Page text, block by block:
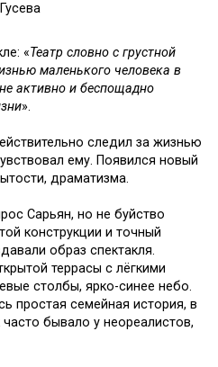
«Театр словно с грустной
маленького человека в
активно и беспощадно
».
следил за жизнью
ему. Появился новый
драматизма.
Сарьян, но не буйство
конструкции и точный
образ спектакля.
террасы с лёгкими
столбы, ярко-синее небо.
простая семейная история, в
бывало у неореалистов,